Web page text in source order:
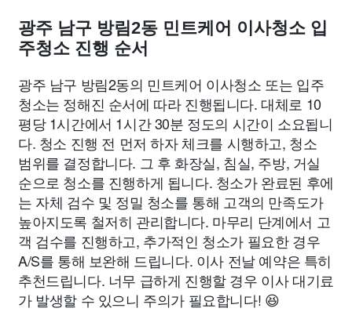
광주 남구 방림2동 민트케어 이사청소 입
주청소 진행 순서
광주 남구 방림2동의 민트케어 이사청소 또는 입주
청소는 정해진 순서에 따라 진행됩니다. 대체로 10
평당 1시간에서 1시간 30분 정도의 시간이 소요됩니
다. 청소 진행 전 먼저 하자 체크를 시행하고, 청소
범위를 결정합니다. 그 후 화장실, 침실, 주방, 거실
순으로 청소를 진행하게 됩니다. 청소가 완료된 후에
는 자체 검수 및 정밀 청소를 통해 고객의 만족도가
높아지도록 철저히 관리합니다. 마무리 단계에서 고
객 검수를 진행하고, 추가적인 청소가 필요한 경우
A/S를 통해 보완해 드립니다. 이사 전날 예약은 특히
추천드립니다. 너무 급하게 진행할 경우 이사 대기료
가 발생할 수 있으니 주의가 필요합니다! 😆